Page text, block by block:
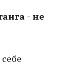
- не